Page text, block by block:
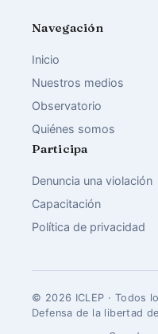
Navegación
Inicio
Nuestros medios
Observatorio
Quiénes somos
Participa
Denuncia una violación
Capacitación
Política de privacidad
© 2026 ICLEP · Todos
Defensa de la libertad